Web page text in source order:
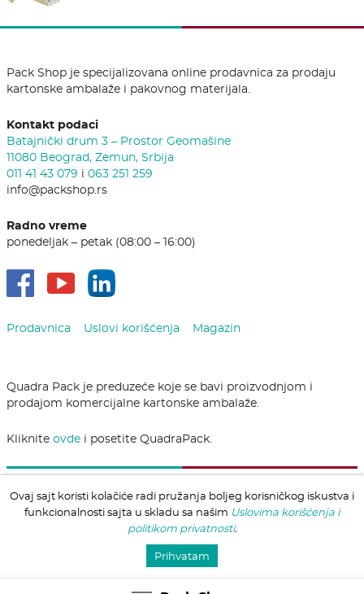
Pack Shop je specijalizovana online prodavnica za prodaju
kartonske ambalaže i pakovnog materijala.
Kontakt podaci
Batajnički drum 3 – Prostor Geomašine
11080 Beograd, Zemun, Srbija
011 41 43 079 i 063 251 259
info@packshop.rs
Radno vreme
ponedeljak – petak (08:00 – 16:00)
Prodavnica Uslovi korišćenja Magazin
Quadra Pack je preduzeće koje se bavi proizvodnjom i
prodajom komercijalne kartonske ambalaže.
Kliknite ovde i posetite QuadraPack.
Quadra Pack doo © 1988 - 2026 |Web razvoj: Avokado.rs
Ovaj sajt koristi kolačiće radi pružanja boljeg korisničkog iskustva i
funkcionalnosti sajta u skladu sa našim Uslovima korišćenja i
politikom privatnosti.
Prihvatam